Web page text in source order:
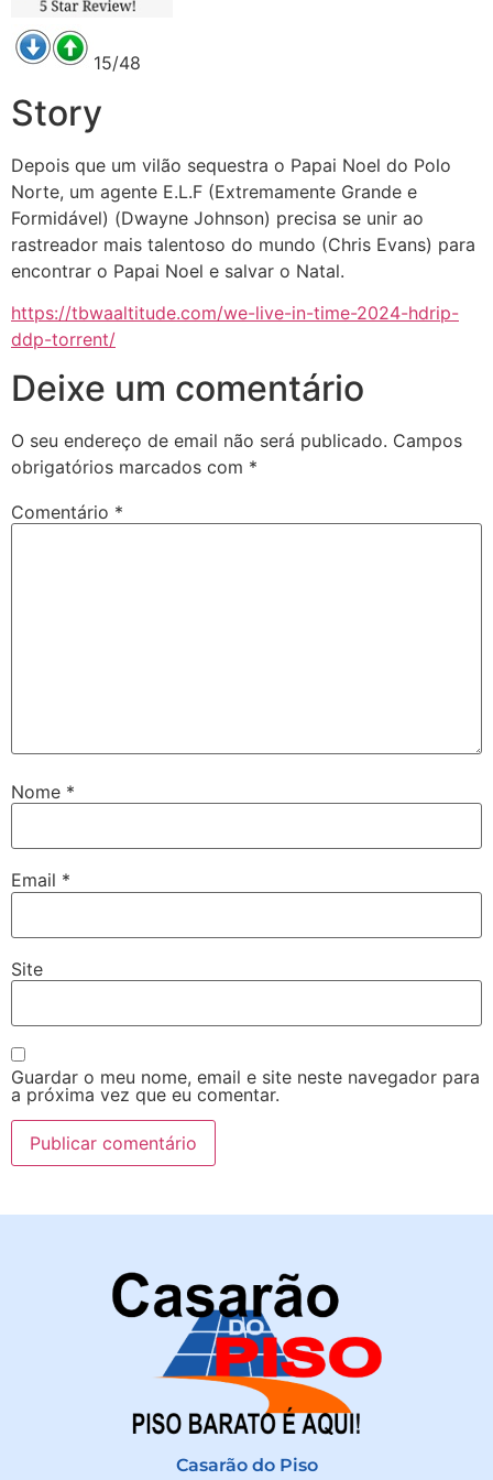
15/48
Story
Depois que um vilão sequestra o Papai Noel do Polo
Norte, um agente E.L.F (Extremamente Grande e
Formidável) (Dwayne Johnson) precisa se unir ao
rastreador mais talentoso do mundo (Chris Evans) para
encontrar o Papai Noel e salvar o Natal.
https://tbwaaltitude.com/we-live-in-time-2024-hdrip-
ddp-torrent/
Deixe um comentário
O seu endereço de email não será publicado. Campos
obrigatórios marcados com *
Comentário *
Nome *
Email *
Site
Guardar o meu nome, email e site neste navegador para
a próxima vez que eu comentar.
Casarão do Piso